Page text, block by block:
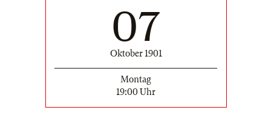
07
Oktober 1901
Montag
19:00 Uhr